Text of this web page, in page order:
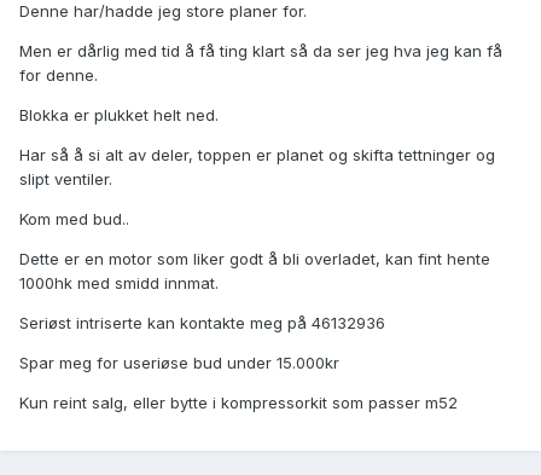
Denne har/hadde jeg store planer for.
Men er dårlig med tid å få ting klart så da ser jeg hva jeg kan få
for denne.
Blokka er plukket helt ned.
Har så å si alt av deler, toppen er planet og skifta tettninger og
slipt ventiler.
Kom med bud..
Dette er en motor som liker godt å bli overladet, kan fint hente
1000hk med smidd innmat.
Seriøst intriserte kan kontakte meg på 46132936
Spar meg for useriøse bud under 15.000kr
Kun reint salg, eller bytte i kompressorkit som passer m52